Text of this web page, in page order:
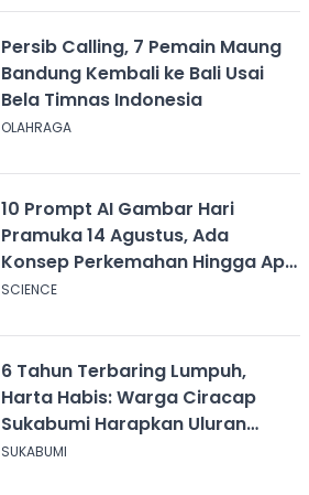
Persib Calling, 7 Pemain Maung
Bandung Kembali ke Bali Usai
Bela Timnas Indonesia
OLAHRAGA
10 Prompt AI Gambar Hari
Pramuka 14 Agustus, Ada
Konsep Perkemahan Hingga Api
Unggun
SCIENCE
6 Tahun Terbaring Lumpuh,
Harta Habis: Warga Ciracap
Sukabumi Harapkan Uluran
Tangan KDM
SUKABUMI